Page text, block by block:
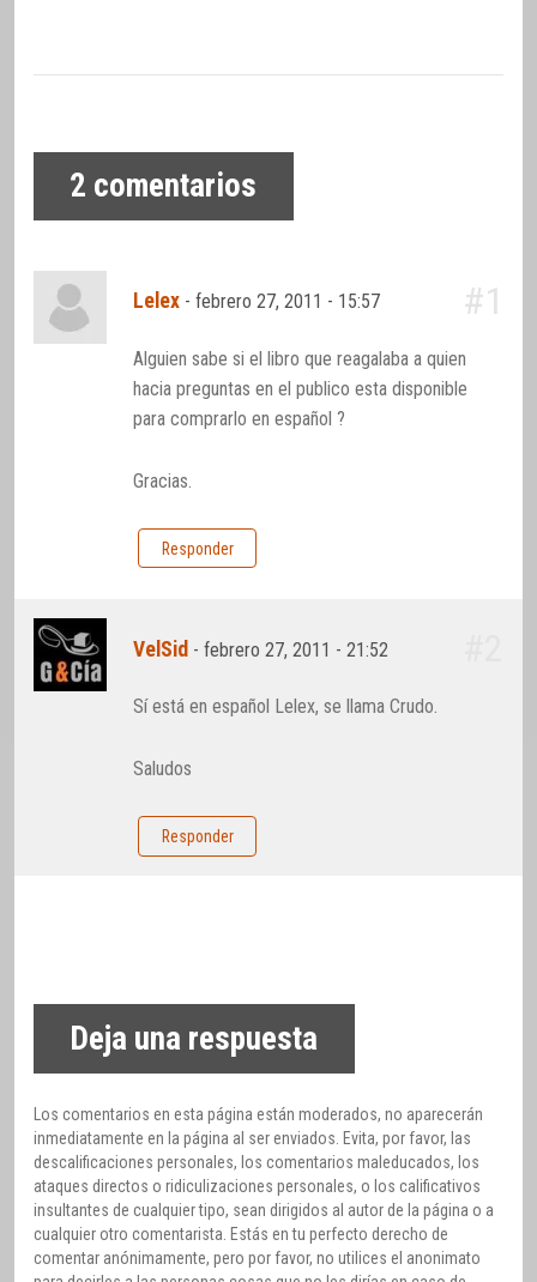
2 comentarios
Lelex -febrero 27, 2011 - 15:57 #1
Alguien sabe si el libro que reagalaba a quien
hacia preguntas en el publico esta disponible
para comprarlo en español ?
Gracias.
Responder
VelSid -febrero 27, 2011 - 21:52
Sí está en español Lelex, se llama Crudo.
Saludos
Responder
Deja una respuesta
Los comentarios en esta página están moderados, no aparecerán
inmediatamente en la página al ser enviados. Evita, por favor, las
descalificaciones personales, los comentarios maleducados, los
ataques directos o ridiculizaciones personales, o los calificativos
insultantes de cualquier tipo, sean dirigidos al autor de la página o a
cualquier otro comentarista. Estás en tu perfecto derecho de
comentar anónimamente, pero por favor, no utilices el anonimato